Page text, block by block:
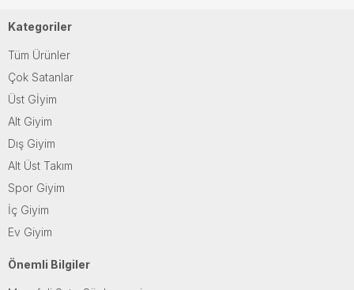
Kategoriler
Tüm Ürünler
Çok Satanlar
Üst Gİyim
Alt Giyim
Dış Giyim
Alt Üst Takım
Spor Giyim
İç Giyim
Ev Giyim
Önemli Bilgiler